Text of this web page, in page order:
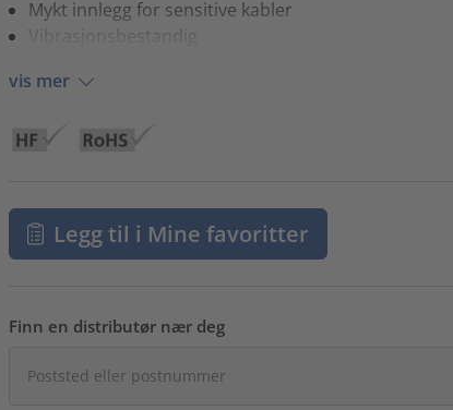
Mykt innlegg for sensitive kabler
Vibrasjonsbestandig
vis mer
Legg til i Mine favoritter
Finn en distributør nær deg